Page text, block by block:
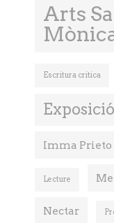
Arts
Escritura critica
Imma Prieto
Lecture
Nectar